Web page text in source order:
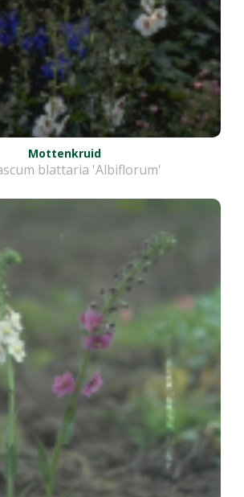
Mottenkruid
blattaria 'Albiflorum'